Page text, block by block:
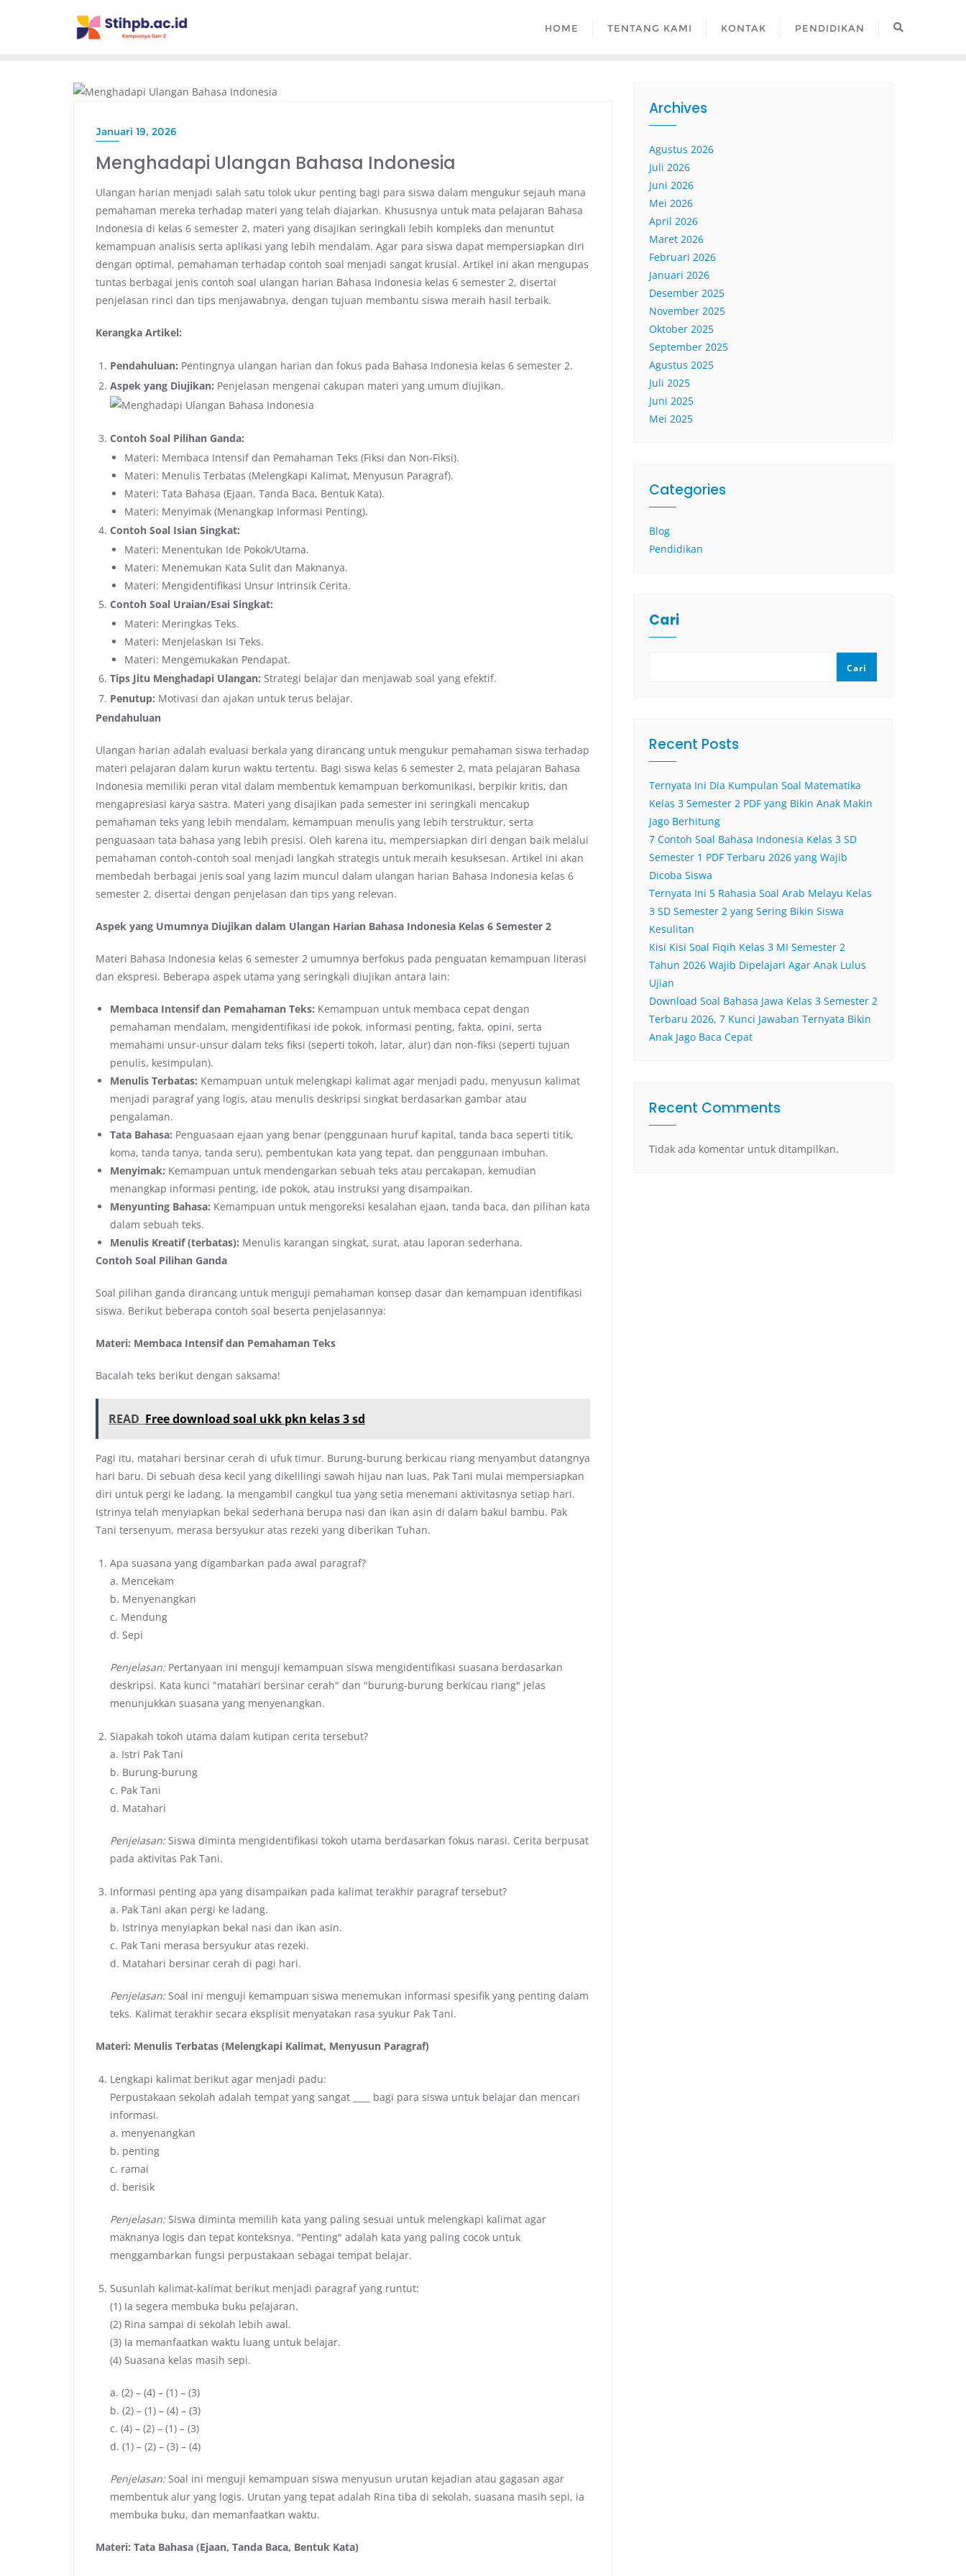
HOME TENTANG KAMI KONTAK PENDIDIKAN
Januari 19, 2026
Menghadapi Ulangan Bahasa Indonesia
Ulangan harian menjadi salah satu tolok ukur penting bagi para siswa dalam mengukur sejauh mana
pemahaman mereka terhadap materi yang telah diajarkan. Khususnya untuk mata pelajaran Bahasa
Indonesia di kelas 6 semester 2, materi yang disajikan seringkali lebih kompleks dan menuntut
kemampuan analisis serta aplikasi yang lebih mendalam. Agar para siswa dapat mempersiapkan diri
dengan optimal, pemahaman terhadap contoh soal menjadi sangat krusial. Artikel ini akan mengupas
tuntas berbagai jenis contoh soal ulangan harian Bahasa Indonesia kelas 6 semester 2, disertai
penjelasan rinci dan tips menjawabnya, dengan tujuan membantu siswa meraih hasil terbaik.
Kerangka Artikel:
Pendahuluan: Pentingnya ulangan harian dan fokus pada Bahasa Indonesia kelas 6 semester 2.
Aspek yang Diujikan: Penjelasan mengenai cakupan materi yang umum diujikan.
Contoh Soal Pilihan Ganda:
Materi: Membaca Intensif dan Pemahaman Teks (Fiksi dan Non-Fiksi).
Materi: Menulis Terbatas (Melengkapi Kalimat, Menyusun Paragraf).
Materi: Tata Bahasa (Ejaan, Tanda Baca, Bentuk Kata).
Materi: Menyimak (Menangkap Informasi Penting).
Contoh Soal Isian Singkat:
Materi: Menentukan Ide Pokok/Utama.
Materi: Menemukan Kata Sulit dan Maknanya.
Materi: Mengidentifikasi Unsur Intrinsik Cerita.
Contoh Soal Uraian/Esai Singkat:
Materi: Meringkas Teks.
Materi: Menjelaskan Isi Teks.
Materi: Mengemukakan Pendapat.
Tips Jitu Menghadapi Ulangan: Strategi belajar dan menjawab soal yang efektif.
Penutup: Motivasi dan ajakan untuk terus belajar.
Pendahuluan
Ulangan harian adalah evaluasi berkala yang dirancang untuk mengukur pemahaman siswa terhadap
materi pelajaran dalam kurun waktu tertentu. Bagi siswa kelas 6 semester 2, mata pelajaran Bahasa
Indonesia memiliki peran vital dalam membentuk kemampuan berkomunikasi, berpikir kritis, dan
mengapresiasi karya sastra. Materi yang disajikan pada semester ini seringkali mencakup
pemahaman teks yang lebih mendalam, kemampuan menulis yang lebih terstruktur, serta
penguasaan tata bahasa yang lebih presisi. Oleh karena itu, mempersiapkan diri dengan baik melalui
pemahaman contoh-contoh soal menjadi langkah strategis untuk meraih kesuksesan. Artikel ini akan
membedah berbagai jenis soal yang lazim muncul dalam ulangan harian Bahasa Indonesia kelas 6
semester 2, disertai dengan penjelasan dan tips yang relevan.
Aspek yang Umumnya Diujikan dalam Ulangan Harian Bahasa Indonesia Kelas 6 Semester 2
Materi Bahasa Indonesia kelas 6 semester 2 umumnya berfokus pada penguatan kemampuan literasi
dan ekspresi. Beberapa aspek utama yang seringkali diujikan antara lain:
Membaca Intensif dan Pemahaman Teks: Kemampuan untuk membaca cepat dengan
pemahaman mendalam, mengidentifikasi ide pokok, informasi penting, fakta, opini, serta
memahami unsur-unsur dalam teks fiksi (seperti tokoh, latar, alur) dan non-fiksi (seperti tujuan
penulis, kesimpulan).
Menulis Terbatas: Kemampuan untuk melengkapi kalimat agar menjadi padu, menyusun kalimat
menjadi paragraf yang logis, atau menulis deskripsi singkat berdasarkan gambar atau
pengalaman.
Tata Bahasa: Penguasaan ejaan yang benar (penggunaan huruf kapital, tanda baca seperti titik,
koma, tanda tanya, tanda seru), pembentukan kata yang tepat, dan penggunaan imbuhan.
Menyimak: Kemampuan untuk mendengarkan sebuah teks atau percakapan, kemudian
menangkap informasi penting, ide pokok, atau instruksi yang disampaikan.
Menyunting Bahasa: Kemampuan untuk mengoreksi kesalahan ejaan, tanda baca, dan pilihan kata
dalam sebuah teks.
Menulis Kreatif (terbatas): Menulis karangan singkat, surat, atau laporan sederhana.
Contoh Soal Pilihan Ganda
Soal pilihan ganda dirancang untuk menguji pemahaman konsep dasar dan kemampuan identifikasi
siswa. Berikut beberapa contoh soal beserta penjelasannya:
Materi: Membaca Intensif dan Pemahaman Teks
Bacalah teks berikut dengan saksama!
READ Free download soal ukk pkn kelas 3 sd
Pagi itu, matahari bersinar cerah di ufuk timur. Burung-burung berkicau riang menyambut datangnya
hari baru. Di sebuah desa kecil yang dikelilingi sawah hijau nan luas, Pak Tani mulai mempersiapkan
diri untuk pergi ke ladang. Ia mengambil cangkul tua yang setia menemani aktivitasnya setiap hari.
Istrinya telah menyiapkan bekal sederhana berupa nasi dan ikan asin di dalam bakul bambu. Pak
Tani tersenyum, merasa bersyukur atas rezeki yang diberikan Tuhan.
Apa suasana yang digambarkan pada awal paragraf?
a. Mencekam
b. Menyenangkan
c. Mendung
d. Sepi
Penjelasan:Pertanyaan ini menguji kemampuan siswa mengidentifikasi suasana berdasarkan
deskripsi. Kata kunci "matahari bersinar cerah" dan "burung-burung berkicau riang" jelas
menunjukkan suasana yang menyenangkan.
Siapakah tokoh utama dalam kutipan cerita tersebut?
a. Istri Pak Tani
b. Burung-burung
c. Pak Tani
d. Matahari
Penjelasan:Siswa diminta mengidentifikasi tokoh utama berdasarkan fokus narasi. Cerita berpusat
pada aktivitas Pak Tani.
Informasi penting apa yang disampaikan pada kalimat terakhir paragraf tersebut?
a. Pak Tani akan pergi ke ladang.
b. Istrinya menyiapkan bekal nasi dan ikan asin.
c. Pak Tani merasa bersyukur atas rezeki.
d. Matahari bersinar cerah di pagi hari.
Penjelasan:Soal ini menguji kemampuan siswa menemukan informasi spesifik yang penting dalam
teks. Kalimat terakhir secara eksplisit menyatakan rasa syukur Pak Tani.
Materi: Menulis Terbatas (Melengkapi Kalimat, Menyusun Paragraf)
Lengkapi kalimat berikut agar menjadi padu:
Perpustakaan sekolah adalah tempat yang sangat ____ bagi para siswa untuk belajar dan mencari
informasi.
a. menyenangkan
b. penting
c. ramai
d. berisik
Penjelasan:Siswa diminta memilih kata yang paling sesuai untuk melengkapi kalimat agar
maknanya logis dan tepat konteksnya. "Penting" adalah kata yang paling cocok untuk
menggambarkan fungsi perpustakaan sebagai tempat belajar.
Susunlah kalimat-kalimat berikut menjadi paragraf yang runtut:
(1) Ia segera membuka buku pelajaran.
(2) Rina sampai di sekolah lebih awal.
(3) Ia memanfaatkan waktu luang untuk belajar.
(4) Suasana kelas masih sepi.
a. (2) – (4) – (1) – (3)
b. (2) – (1) – (4) – (3)
c. (4) – (2) – (1) – (3)
d. (1) – (2) – (3) – (4)
Penjelasan:Soal ini menguji kemampuan siswa menyusun urutan kejadian atau gagasan agar
membentuk alur yang logis. Urutan yang tepat adalah Rina tiba di sekolah, suasana masih sepi, ia
membuka buku, dan memanfaatkan waktu.
Materi: Tata Bahasa (Ejaan, Tanda Baca, Bentuk Kata)
Archives
Agustus 2026
Juli 2026
Juni 2026
Mei 2026
April 2026
Maret 2026
Februari 2026
Januari 2026
Desember 2025
November 2025
Oktober 2025
September 2025
Agustus 2025
Juli 2025
Juni 2025
Mei 2025
Categories
Blog
Pendidikan
Cari
Cari
Recent Posts
Ternyata Ini Dia Kumpulan Soal Matematika
Kelas 3 Semester 2 PDF yang Bikin Anak Makin
Jago Berhitung
7 Contoh Soal Bahasa Indonesia Kelas 3 SD
Semester 1 PDF Terbaru 2026 yang Wajib
Dicoba Siswa
Ternyata Ini 5 Rahasia Soal Arab Melayu Kelas
3 SD Semester 2 yang Sering Bikin Siswa
Kesulitan
Kisi Kisi Soal Fiqih Kelas 3 MI Semester 2
Tahun 2026 Wajib Dipelajari Agar Anak Lulus
Ujian
Download Soal Bahasa Jawa Kelas 3 Semester 2
Terbaru 2026, 7 Kunci Jawaban Ternyata Bikin
Anak Jago Baca Cepat
Recent Comments
Tidak ada komentar untuk ditampilkan.